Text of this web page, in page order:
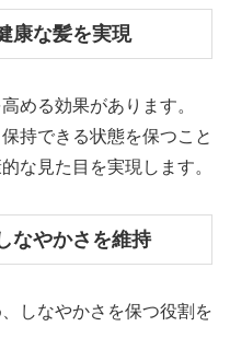
康な髪を実現
める効果があります。
持できる状態を保つこと
な見た目を実現します。
なやかさを維持
しなやかさを保つ役割を